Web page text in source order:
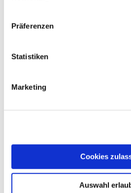
Präferenzen
Statistiken
Marketing
Cookies
Auswahl
Herstellerinformation